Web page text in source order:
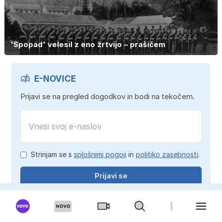
'Spopad' velesil z eno žrtvijo – prašičem
E-NOVICE
Prijavi se na pregled dogodkov in bodi na tekočem.
Strinjam se s splošnimi pogoji in politiko zasebnosti.
Prijavi se